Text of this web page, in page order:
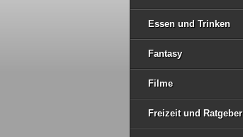
Essen und Trinken
Fantasy
Filme
Freizeit und Ratgeber